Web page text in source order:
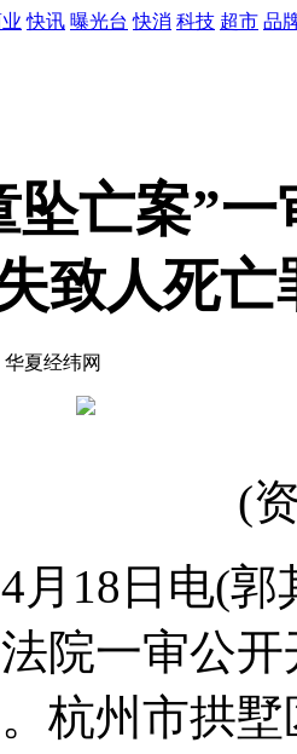
快讯 曝光台 快消 科技 超市 品
坠亡案”一
致人死亡
华夏经纬网
(
月18日电(
院一审公
杭州市拱